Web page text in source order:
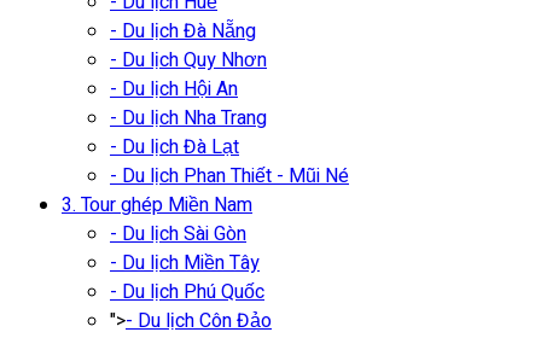
- Du lịch Đà Nẵng
- Du lịch Quy Nhơn
- Du lịch Hội An
- Du lịch Nha Trang
- Du lịch Đà Lạt
- Du lịch Phan Thiết - Mũi Né
3. Tour ghép Miền Nam
- Du lịch Sài Gòn
- Du lịch Miền Tây
- Du lịch Phú Quốc
">- Du lịch Côn Đảo